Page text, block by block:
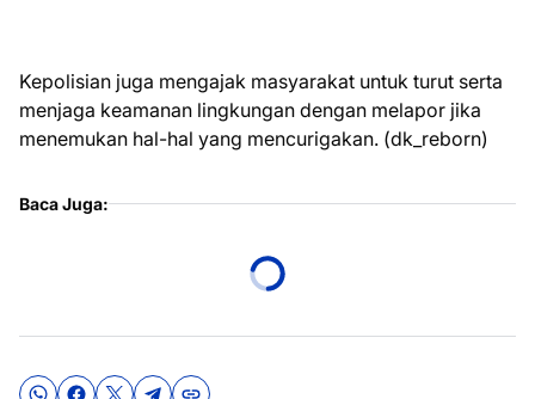
Kepolisian juga mengajak masyarakat untuk turut serta
menjaga keamanan lingkungan dengan melapor jika
menemukan hal-hal yang mencurigakan. (dk_reborn)
Baca Juga: